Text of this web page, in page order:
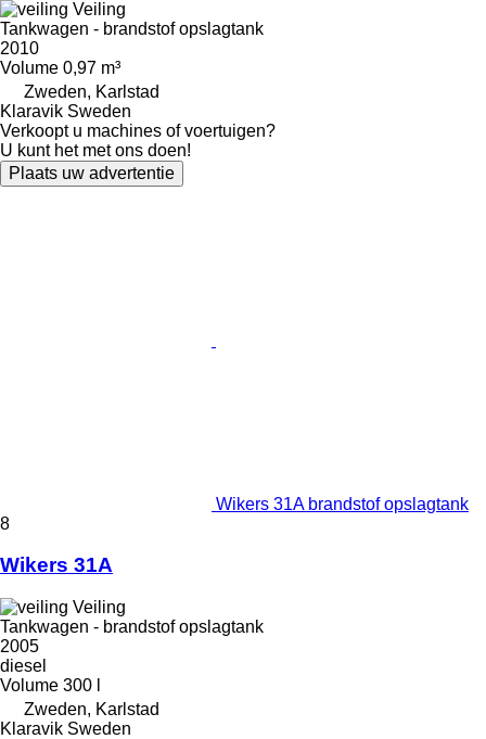
Veiling
Tankwagen - brandstof opslagtank
2010
Volume 0,97 m³
Zweden, Karlstad
Klaravik Sweden
Verkoopt u machines of voertuigen?
U kunt het met ons doen!
Plaats uw advertentie
Wikers 31A brandstof opslagtank
8
Wikers 31A
Veiling
Tankwagen - brandstof opslagtank
2005
diesel
Volume 300 l
Zweden, Karlstad
Klaravik Sweden